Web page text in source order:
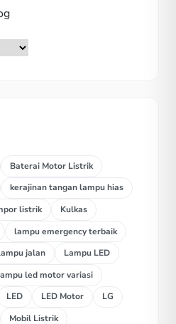
Baterai Motor Listrik
kerajinan tangan lampu hias
listrik
Kulkas
lampu emergency terbaik
jalan
Lampu LED
led motor variasi
LED LED Motor
LG
Mobil Listrik